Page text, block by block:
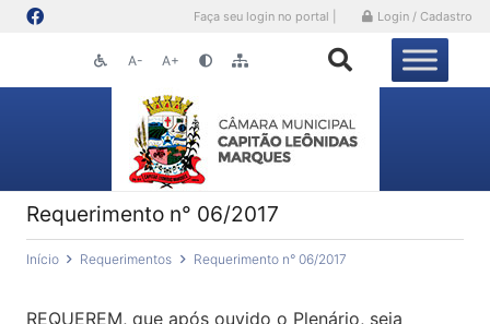
Faça seu login no portal | Login / Cadastro
A- A+
Requerimento n° 06/2017
Início Requerimentos Requerimento n° 06/2017
REQUEREM, que após ouvido o Plenário, seja